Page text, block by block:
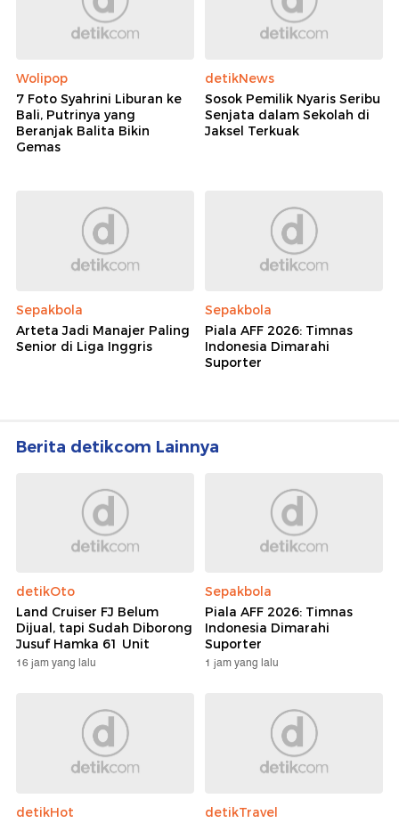
Wolipop
7 Foto Syahrini Liburan ke
Bali, Putrinya yang
Beranjak Balita Bikin
Gemas
detikNews
Sosok Pemilik Nyaris Seribu
Senjata dalam Sekolah di
Jaksel Terkuak
Sepakbola
Arteta Jadi Manajer Paling
Senior di Liga Inggris
Sepakbola
Piala AFF 2026: Timnas
Indonesia Dimarahi
Suporter
Berita detikcom Lainnya
detikOto
Land Cruiser FJ Belum
Dijual, tapi Sudah Diborong
Jusuf Hamka 61 Unit
16 jam yang lalu
Sepakbola
Piala AFF 2026: Timnas
Indonesia Dimarahi
Suporter
1 jam yang lalu
detikHot
detikTravel